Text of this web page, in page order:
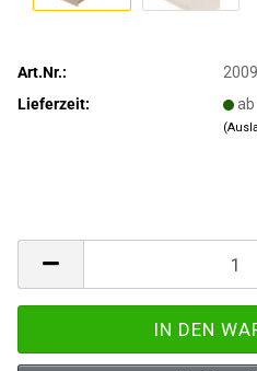
Art.Nr.:
Lieferzeit: